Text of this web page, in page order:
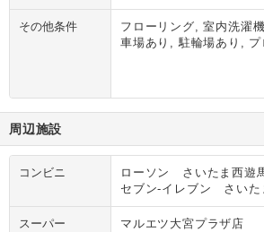
その他条件
フローリング, 室内洗濯
車場あり, 駐輪場あり, プ
周辺施設
コンビニ
ローソン さいたま西遊
セブン‐イレブン さいた
スーパー
マルエツ大宮プラザ店